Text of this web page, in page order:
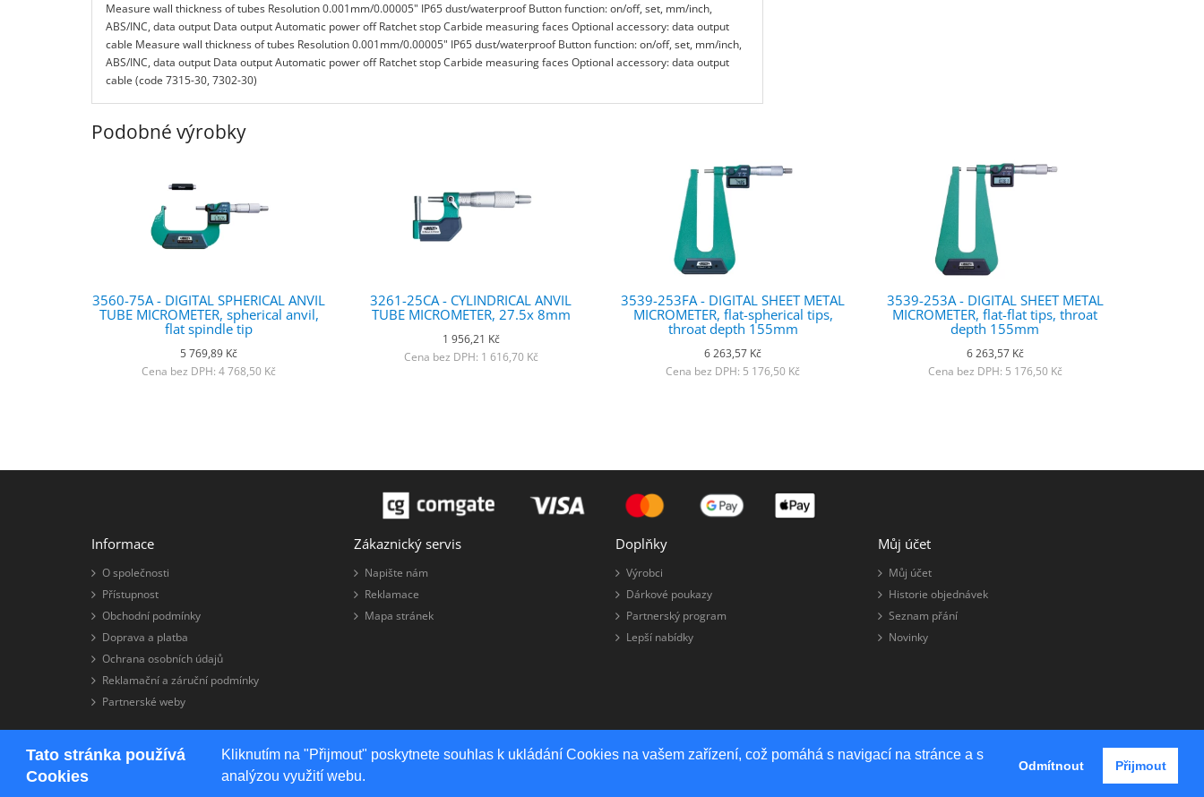
Tato stránka používá
Cookies
Kliknutím na "Přijmout" poskytnete souhlas k ukládání Cookies na vašem zařízení, což pomáhá s navigací na stránce a s
analýzou využití webu.
Odmítnout Přijmout
Measure wall thickness of tubes Resolution 0.001mm/0.00005" IP65 dust/waterproof Button function: on/off, set, mm/inch,
ABS/INC, data output Data output Automatic power off Ratchet stop Carbide measuring faces Optional accessory: data output
cable Measure wall thickness of tubes Resolution 0.001mm/0.00005" IP65 dust/waterproof Button function: on/off, set, mm/inch,
ABS/INC, data output Data output Automatic power off Ratchet stop Carbide measuring faces Optional accessory: data output
cable (code 7315-30, 7302-30)
Podobné výrobky
3560-75A - DIGITAL SPHERICAL ANVIL
TUBE MICROMETER, spherical anvil,
flat spindle tip
5 769,89 Kč
Cena bez DPH: 4 768,50 Kč
3261-25CA - CYLINDRICAL ANVIL
TUBE MICROMETER, 27.5x 8mm
1 956,21 Kč
Cena bez DPH: 1 616,70 Kč
3539-253FA - DIGITAL SHEET METAL
MICROMETER, flat-spherical tips,
throat depth 155mm
6 263,57 Kč
Cena bez DPH: 5 176,50 Kč
3539-253A - DIGITAL SHEET METAL
MICROMETER, flat-flat tips, throat
depth 155mm
6 263,57 Kč
Cena bez DPH: 5 176,50 Kč
Informace
O společnosti
Přístupnost
Obchodní podmínky
Doprava a platba
Ochrana osobních údajů
Reklamační a záruční podmínky
Partnerské weby
Zákaznický servis
Napište nám
Reklamace
Mapa stránek
Doplňky
Výrobci
Dárkové poukazy
Partnerský program
Lepší nabídky
Můj účet
Můj účet
Historie objednávek
Seznam přání
Novinky
SystémTAW s.r.o.
OpenCart Theme ByHarnishDesign